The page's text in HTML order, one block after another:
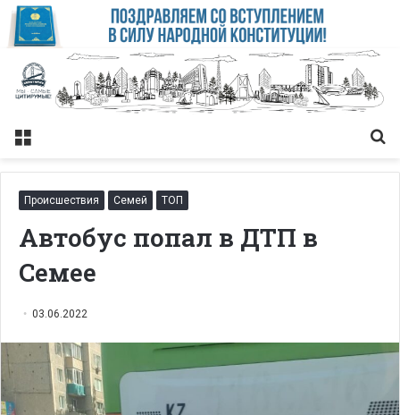
Меню
Происшествия Семей ТОП
Автобус попал в ДТП в
Семее
03.06.2022